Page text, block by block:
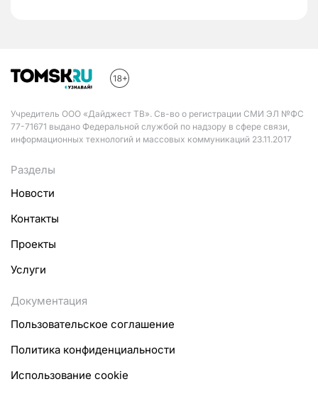
Учредитель ООО «Дайджест ТВ». Св-во о регистрации СМИ ЭЛ №ФС
77-71671 выдано Федеральной службой по надзору в сфере связи,
информационных технологий и массовых коммуникаций 23.11.2017
Разделы
Новости
Контакты
Проекты
Услуги
Документация
Пользовательское соглашение
Политика конфиденциальности
Использование cookie